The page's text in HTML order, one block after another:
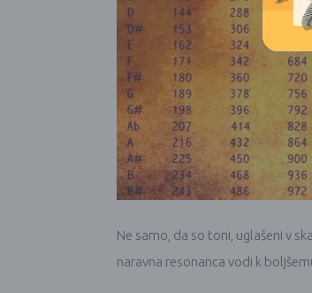
Ne samo, da so toni, uglašeni v
naravna resonanca vodi k